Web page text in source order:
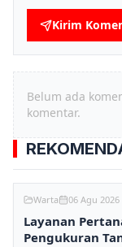
Kirim
Belum ada
komentar.
Warta 06 Agu 2026
Layanan
Pengukuran